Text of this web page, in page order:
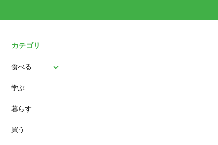
カテゴリ
食べる
パン
スイーツ
ランチ
学ぶ
暮らす
買う